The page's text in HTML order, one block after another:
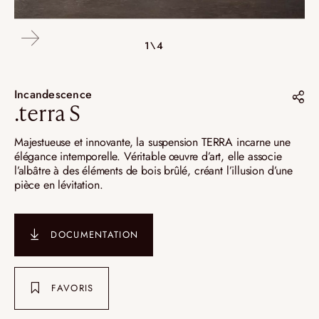
1\4
2\4
3\4
4\4
Incandescence
.terra S
Partager sur :
Pinterest
Majestueuse et innovante, la suspension TERRA incarne une
élégance intemporelle. Véritable œuvre d’art, elle associe
l’albâtre à des éléments de bois brûlé, créant l’illusion d’une
pièce en lévitation.
DOCUMENTATION
FAVORIS